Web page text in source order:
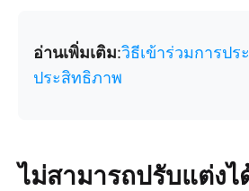
อ่านเพิ่มเติม:วิธีเข้าร่วมการปร
ประสิทธิภาพ
ไม่สามารถปรับแต่งไ